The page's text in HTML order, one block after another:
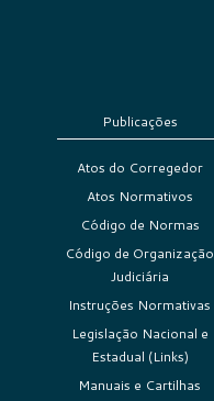
Publicações
Atos do Corregedor
Atos Normativos
Código de Normas
Código de Organização
Judiciária
Instruções Normativas
Legislação Nacional e
Estadual (Links)
Manuais e Cartilhas